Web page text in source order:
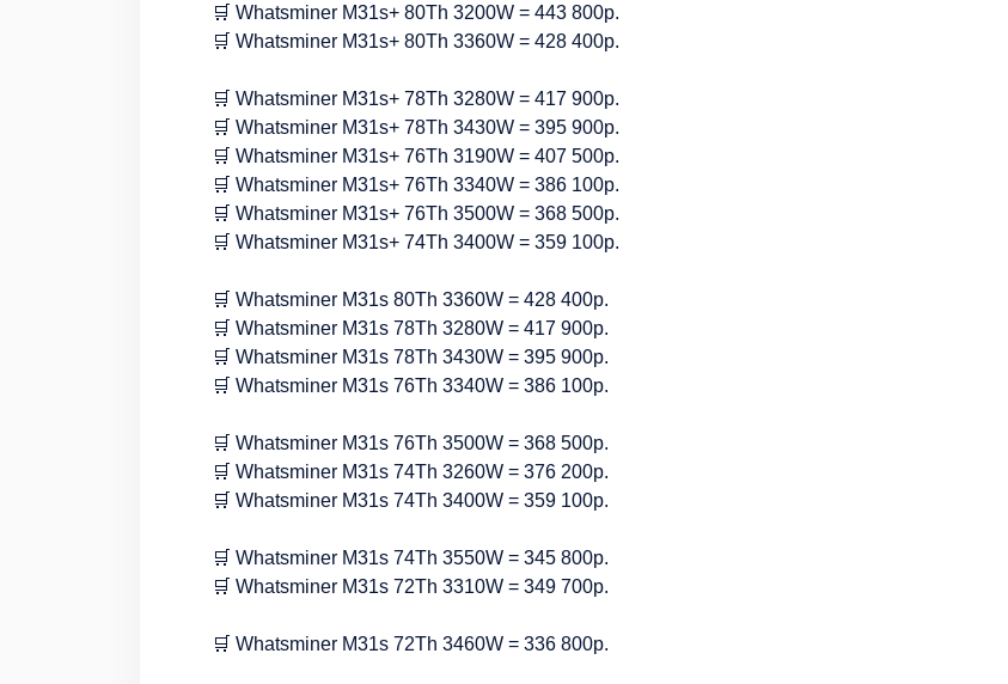
🛒 Whatsminer M31s+ 80Th 3200W = 443 800р.
🛒 Whatsminer M31s+ 80Th 3360W = 428 400р.
🛒 Whatsminer M31s+ 78Th 3280W = 417 900р.
🛒 Whatsminer M31s+ 78Th 3430W = 395 900р.
🛒 Whatsminer M31s+ 76Th 3190W = 407 500р.
🛒 Whatsminer M31s+ 76Th 3340W = 386 100р.
🛒 Whatsminer M31s+ 76Th 3500W = 368 500р.
🛒 Whatsminer M31s+ 74Th 3400W = 359 100р.
🛒 Whatsminer M31s 80Th 3360W = 428 400р.
🛒 Whatsminer M31s 78Th 3280W = 417 900р.
🛒 Whatsminer M31s 78Th 3430W = 395 900р.
🛒 Whatsminer M31s 76Th 3340W = 386 100р.
🛒 Whatsminer M31s 76Th 3500W = 368 500р.
🛒 Whatsminer M31s 74Th 3260W = 376 200р.
🛒 Whatsminer M31s 74Th 3400W = 359 100р.
🛒 Whatsminer M31s 74Th 3550W = 345 800р.
🛒 Whatsminer M31s 72Th 3310W = 349 700р.
🛒 Whatsminer M31s 72Th 3460W = 336 800р.